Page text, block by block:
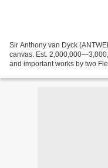
Sir Anthony van Dyck
canvas. Est.
and important works by two